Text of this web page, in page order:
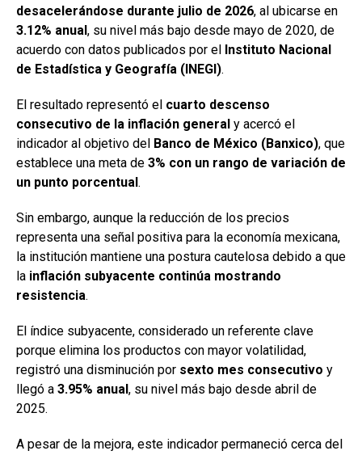
desacelerándose durante julio de 2026, al ubicarse en
3.12% anual, su nivel más bajo desde mayo de 2020, de
acuerdo con datos publicados por el Instituto Nacional
de Estadística y Geografía (INEGI).
El resultado representó el cuarto descenso
consecutivo de la inflación general y acercó el
indicador al objetivo del Banco de México (Banxico), que
establece una meta de 3% con un rango de variación de
un punto porcentual.
Sin embargo, aunque la reducción de los precios
representa una señal positiva para la economía mexicana,
la institución mantiene una postura cautelosa debido a que
la inflación subyacente continúa mostrando
resistencia.
El índice subyacente, considerado un referente clave
porque elimina los productos con mayor volatilidad,
registró una disminución por sexto mes consecutivo y
llegó a 3.95% anual, su nivel más bajo desde abril de
2025.
A pesar de la mejora, este indicador permaneció cerca del